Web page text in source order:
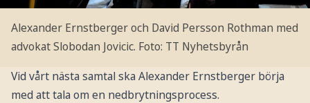
Alexander Ernstberger och David Persson Rothman med
advokat Slobodan Jovicic. Foto: TT Nyhetsbyrån
Vid vårt nästa samtal ska Alexander Ernstberger börja
med att tala om en nedbrytningsprocess.